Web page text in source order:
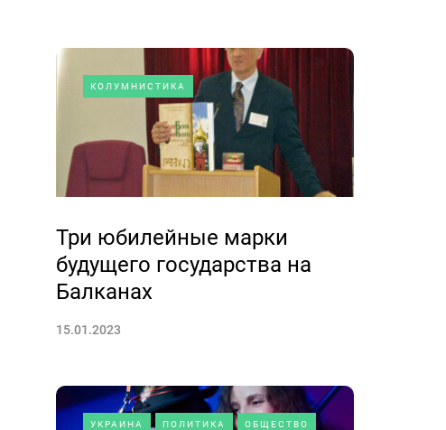
КОЛУМНИСТИКА
Три юбилейные марки
будущего государства на
Балканах
15.01.2023
УКРАИНА ПОЛИТИКА ОБЩЕСТВО